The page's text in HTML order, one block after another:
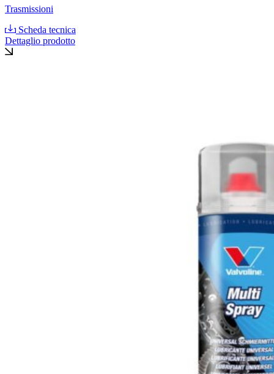
Trasmissioni
Scheda tecnica
Dettaglio prodotto